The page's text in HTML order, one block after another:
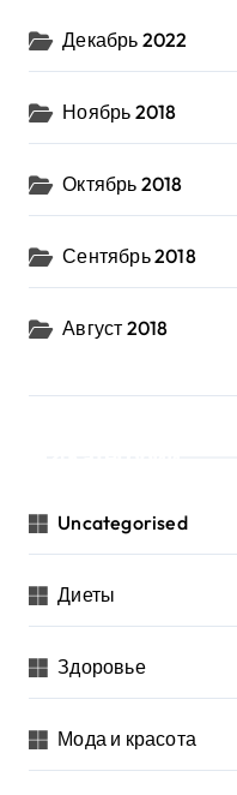
Декабрь 2022
Ноябрь 2018
Октябрь 2018
Сентябрь 2018
Август 2018
Uncategorised
Диеты
Здоровье
Мода и красота